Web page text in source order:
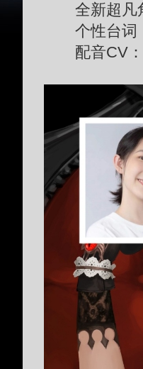
全新超凡
个性台词
配音CV：